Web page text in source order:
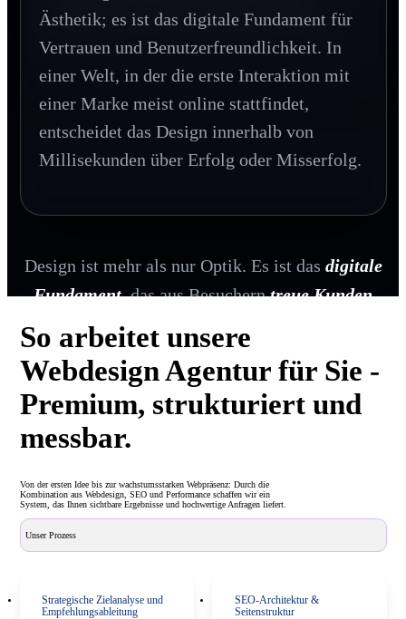
Ästhetik; es ist das digitale Fundament für
Vertrauen und Benutzerfreundlichkeit. In
einer Welt, in der die erste Interaktion mit
einer Marke meist online stattfindet,
entscheidet das Design innerhalb von
Millisekunden über Erfolg oder Misserfolg.
genau im Moment des Interesses abholt.
Design ist mehr als nur Optik. Es ist das digitale
Fundament, das aus Besucherntreue Kunden
So arbeitet unsere
Webdesign Agentur für Sie -
Premium, strukturiert und
messbar.
Von der ersten Idee bis zur wachstumsstarken Webpräsenz: Durch die
Kombination aus Webdesign, SEO und Performance schaffen wir ein
System, das Ihnen sichtbare Ergebnisse und hochwertige Anfragen liefert.
Unser Prozess
Strategische Zielanalyse und
Empfehlungsableitung
SEO-Architektur &
Seitenstruktur